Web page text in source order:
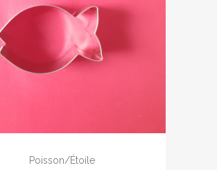
Poisson/étoile